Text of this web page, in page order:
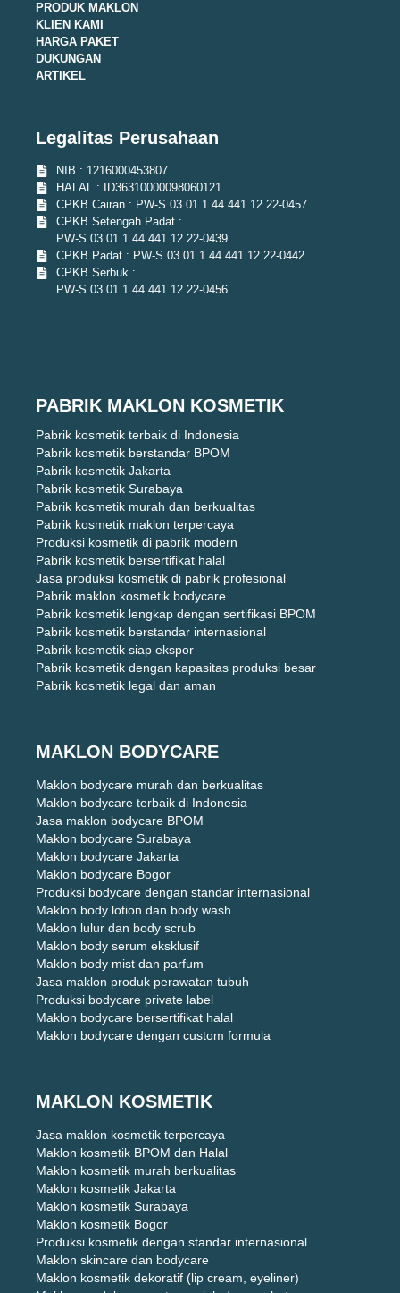
PRODUK MAKLON
KLIEN KAMI
HARGA PAKET
DUKUNGAN
ARTIKEL
Legalitas Perusahaan
NIB : 1216000453807
HALAL : ID36310000098060121
CPKB Cairan : PW-S.03.01.1.44.441.12.22-0457
CPKB Setengah Padat :
PW-S.03.01.1.44.441.12.22-0439
CPKB Padat : PW-S.03.01.1.44.441.12.22-0442
CPKB Serbuk :
PW-S.03.01.1.44.441.12.22-0456
PABRIK MAKLON KOSMETIK
Pabrik kosmetik terbaik di Indonesia
Pabrik kosmetik berstandar BPOM
Pabrik kosmetik Jakarta
Pabrik kosmetik Surabaya
Pabrik kosmetik murah dan berkualitas
Pabrik kosmetik maklon terpercaya
Produksi kosmetik di pabrik modern
Pabrik kosmetik bersertifikat halal
Jasa produksi kosmetik di pabrik profesional
Pabrik maklon kosmetik bodycare
Pabrik kosmetik lengkap dengan sertifikasi BPOM
Pabrik kosmetik berstandar internasional
Pabrik kosmetik siap ekspor
Pabrik kosmetik dengan kapasitas produksi besar
Pabrik kosmetik legal dan aman
MAKLON BODYCARE
Maklon bodycare murah dan berkualitas
Maklon bodycare terbaik di Indonesia
Jasa maklon bodycare BPOM
Maklon bodycare Surabaya
Maklon bodycare Jakarta
Maklon bodycare Bogor
Produksi bodycare dengan standar internasional
Maklon body lotion dan body wash
Maklon lulur dan body scrub
Maklon body serum eksklusif
Maklon body mist dan parfum
Jasa maklon produk perawatan tubuh
Produksi bodycare private label
Maklon bodycare bersertifikat halal
Maklon bodycare dengan custom formula
MAKLON KOSMETIK
Jasa maklon kosmetik terpercaya
Maklon kosmetik BPOM dan Halal
Maklon kosmetik murah berkualitas
Maklon kosmetik Jakarta
Maklon kosmetik Surabaya
Maklon kosmetik Bogor
Produksi kosmetik dengan standar internasional
Maklon skincare dan bodycare
Maklon kosmetik dekoratif (lip cream, eyeliner)